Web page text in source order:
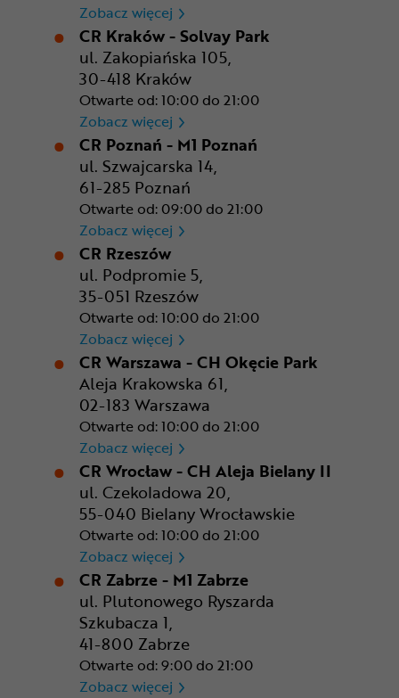
Zobacz więcej CR Gdańsk - Morski Park
CR Kraków - Solvay Park
ul. Zakopiańska 105,
30-418 Kraków
Otwarte od: 10:00 do 21:00
Zobacz więcej CR Kraków - Solvay Park
CR Poznań - M1 Poznań
ul. Szwajcarska 14,
61-285 Poznań
Otwarte od: 09:00 do 21:00
Zobacz więcej CR Poznań - M1 Poznań
CR Rzeszów
ul. Podpromie 5,
35-051 Rzeszów
Otwarte od: 10:00 do 21:00
Zobacz więcej CR Rzeszów
CR Warszawa - CH Okęcie Park
Aleja Krakowska 61,
02-183 Warszawa
Otwarte od: 10:00 do 21:00
Zobacz więcej CR Warszawa - CH Okęcie
CR Wrocław - CH Aleja Bielany II
ul. Czekoladowa 20,
55-040 Bielany Wrocławskie
Otwarte od: 10:00 do 21:00
Zobacz więcej CR Wrocław - CH Aleja
CR Zabrze - M1 Zabrze
ul. Plutonowego Ryszarda
Szkubacza 1,
41-800 Zabrze
Otwarte od: 9:00 do 21:00
Zobacz więcej CR Zabrze - M1 Zabrze